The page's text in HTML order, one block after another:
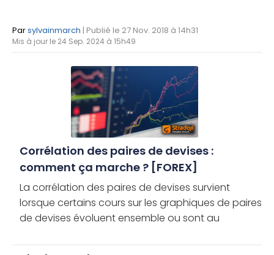
Parsylvainmarch | Publié le 27 Nov. 2018 à 14h31
Mis à jour le 24 Sep. 2024 à 15h49
Corrélation des paires de devises :
comment ça marche ? [FOREX]
La corrélation des paires de devises survient
lorsque certains cours sur les graphiques de paires
de devises évoluent ensemble ou sont au